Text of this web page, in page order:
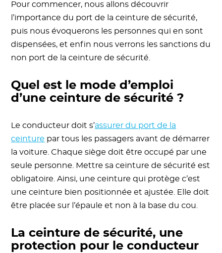
Pour commencer, nous allons découvrir
l’importance du port de la ceinture de sécurité,
puis nous évoquerons les personnes qui en sont
dispensées, et enfin nous verrons les sanctions du
non port de la ceinture de sécurité.
Quel est le mode d’emploi
d’une ceinture de sécurité ?
Le conducteur doit s’assurer du port de la
ceinture par tous les passagers avant de démarrer
la voiture. Chaque siège doit être occupé par une
seule personne. Mettre sa ceinture de sécurité est
obligatoire. Ainsi, une ceinture qui protège c’est
une ceinture bien positionnée et ajustée. Elle doit
être placée sur l’épaule et non à la base du cou.
La ceinture de sécurité, une
protection pour le conducteur